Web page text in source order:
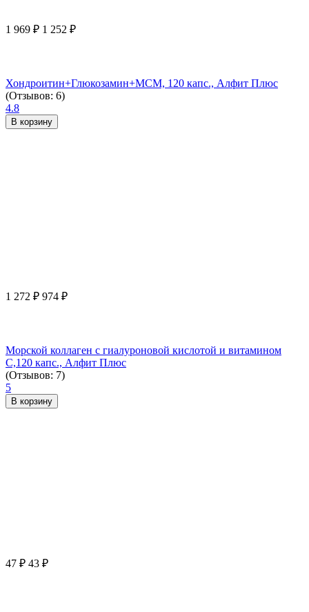
1 969 ₽ 1 252 ₽
Хондроитин+Глюкозамин+МСМ, 120 капс., Алфит Плюс
(Отзывов: 6)
4.8
В корзину
1 272 ₽ 974 ₽
Морской коллаген с гиалуроновой кислотой и витамином
С,120 капс., Алфит Плюс
(Отзывов: 7)
5
В корзину
47 ₽ 43 ₽